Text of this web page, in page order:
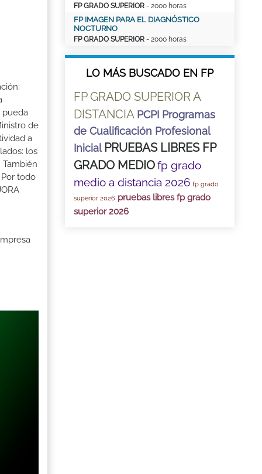
pueda
de
a
los
todo
FP GRADO SUPERIOR - 2000 horas
FP IMAGEN PARA EL DIAGNÓSTICO
NOCTURNO
FP GRADO SUPERIOR - 2000 horas
LO MÁS BUSCADO EN FP
FP GRADO SUPERIOR A
DISTANCIA PCPI Programas
de Cualificación Profesional
Inicial PRUEBAS LIBRES FP
GRADO MEDIOfp grado
medio a distancia 2026 fp grado
superior 2026 pruebas libres fp grado
superior 2026